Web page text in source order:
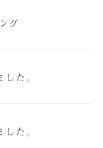
グ
た。
た。